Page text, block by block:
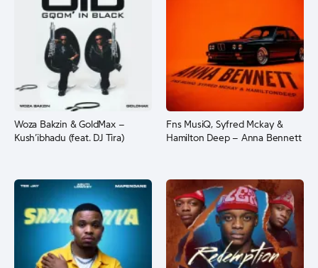
Woza Bakzin & GoldMax –
Kush’ibhadu (feat. DJ Tira)
Fns MusiQ, Syfred Mckay &
Hamilton Deep – Anna Bennett